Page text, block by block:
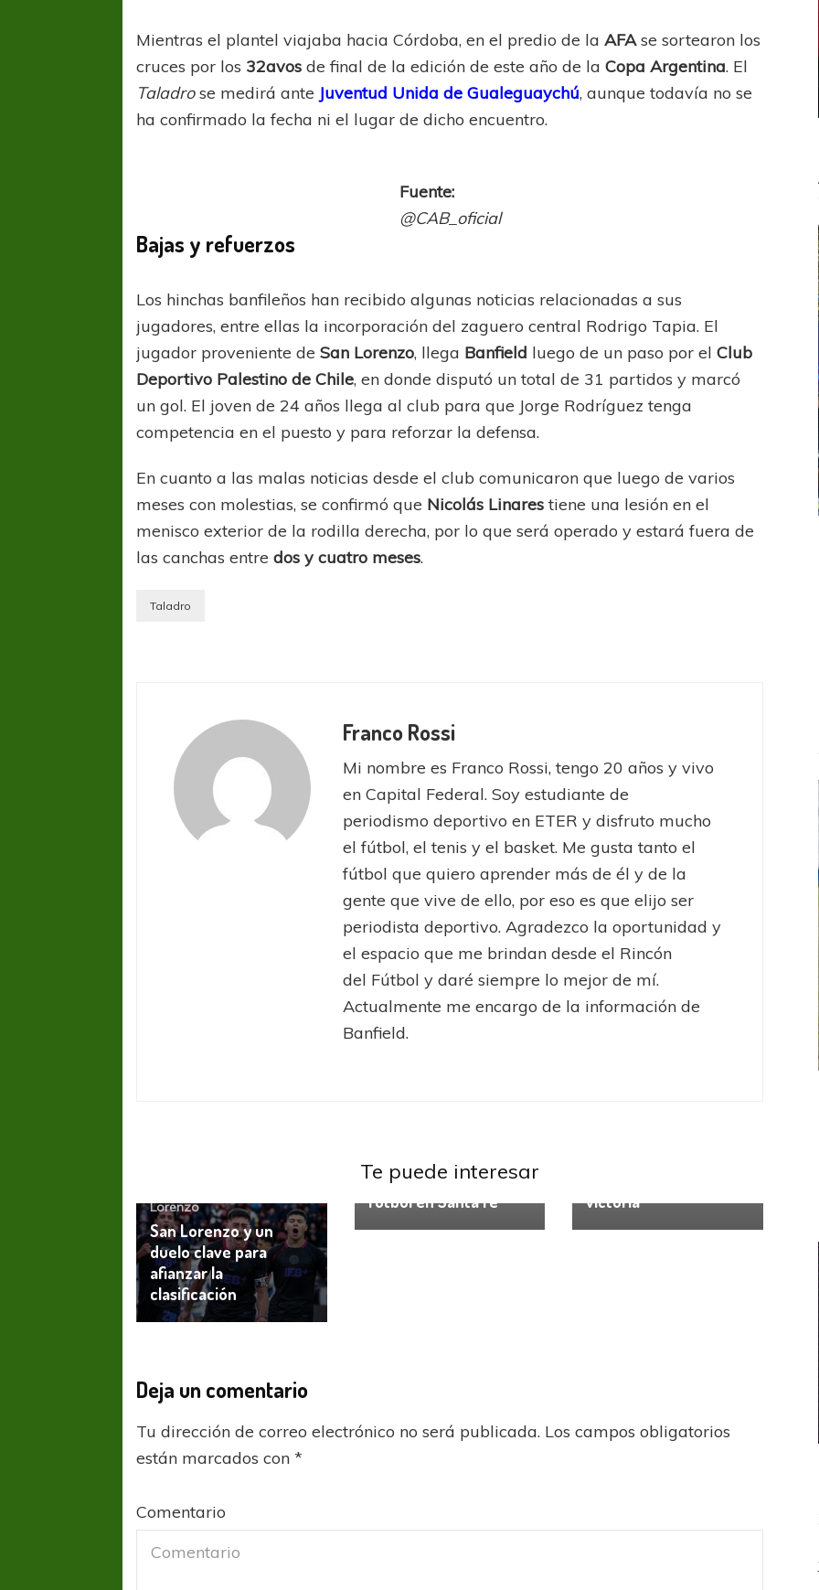
Mientras el plantel viajaba hacia Córdoba, en el predio de laAFAse sortearon los
cruces por los 32avos de final de la edición de este año de laCopa Argentina. El
Taladrose medirá ante Juventud Unida de Gualeguaychú, aunque todavía no se
ha confirmado la fecha ni el lugar de dicho encuentro.
Fuente:
@CAB_oficial
Bajas y refuerzos
Los hinchas banfileños han recibido algunas noticias relacionadas a sus
jugadores, entre ellas la incorporación del zaguero central Rodrigo Tapia. El
jugador proveniente deSan Lorenzo, llega Banfield luego de un paso por elClub
Deportivo Palestino de Chile, en donde disputó un total de 31 partidos y marcó
un gol. El joven de 24 años llega al club para que Jorge Rodríguez tenga
competencia en el puesto y para reforzar la defensa.
En cuanto a las malas noticias desde el club comunicaron que luego de varios
meses con molestias, se confirmó que Nicolás Linares tiene una lesión en el
menisco exterior de la rodilla derecha, por lo que será operado y estará fuera de
las canchas entredos y cuatro meses.
Taladro
Franco Rossi
Mi nombre es Franco Rossi, tengo 20 años y vivo
en Capital Federal. Soy estudiante de
periodismo deportivo en ETER y disfruto mucho
el fútbol, el tenis y el basket. Me gusta tanto el
fútbol que quiero aprender más de él y de la
gente que vive de ello, por eso es que elijo ser
periodista deportivo. Agradezco la oportunidad y
el espacio que me brindan desde el Rincón
del Fútbol y daré siempre lo mejor de mí.
Actualmente me encargo de la información de
Banfield.
Te puede interesar
Lorenzo
San Lorenzo y un
duelo clave para
afianzar la
clasificación
Promesa de buen
fútbol en Santa Fe
victoria
Deja un comentario
Tu dirección de correo electrónico no será publicada. Los campos obligatorios
están marcados con*
Comentario
COPA SUDAMERICANA LANÚS
Sur Defendido
UEFA CHAMPIONS LEAGUE
Federal